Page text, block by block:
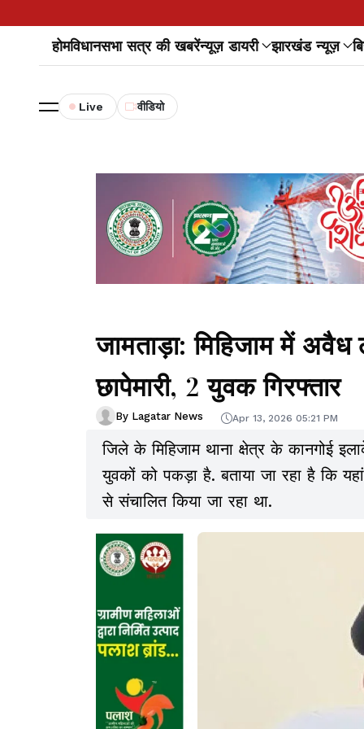
होमविधानसभा सत्र की खबरेंन्यूज़ डायरी झारखंड न्यूज़
Live वीडियो
जामताड़ा: मिहिजाम में
छापेमारी, 2 युवक गिरफ्तार
By Lagatar News Apr 13, 2026 05:21 PM
जिले के मिहिजाम थाना क्षेत्र के कानगोई
युवकों को पकड़ा है. बताया जा रहा है कि
से संचालित किया जा रहा था.